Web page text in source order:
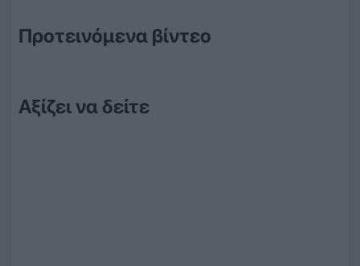
Προτεινόμενα βίντεο
Αξίζει να δείτε